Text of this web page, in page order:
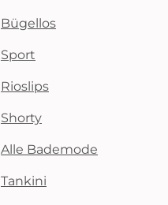
Bügellos
Sport
Rioslips
Shorty
Alle Bademode
Tankini